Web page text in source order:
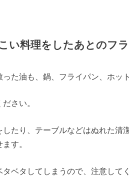
い料理をしたあとのフ
た油も、鍋、フライパン、ホッ
さい。
たり、テーブルなどはぬれた清
す。
ベタしてしまうので、注意して